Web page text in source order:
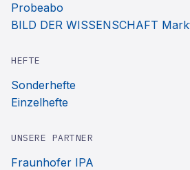
Probeabo
BILD DER WISSENSCHAFT
HEFTE
Sonderhefte
Einzelhefte
UNSERE PARTNER
Fraunhofer IPA